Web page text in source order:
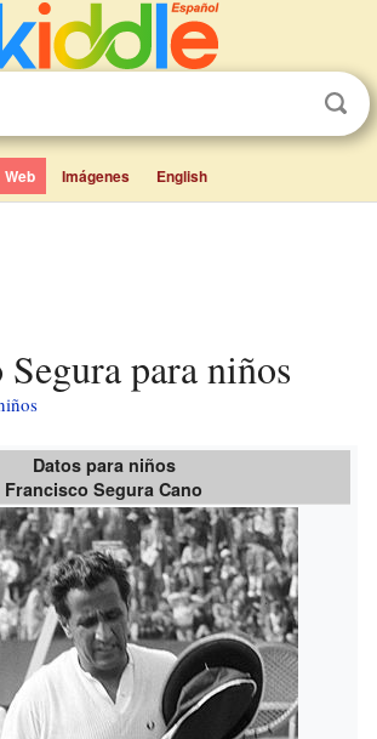
Web Imágenes English
Segura para niños
Datos para niños
Francisco Segura Cano